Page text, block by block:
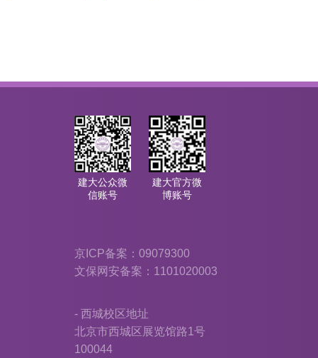
建大公众微
信账号
建大官方微
博账号
京ICP备案：09079300
文保网安备案：1101020003
- 西城校区地址
北京市西城区展览馆路1号
100044